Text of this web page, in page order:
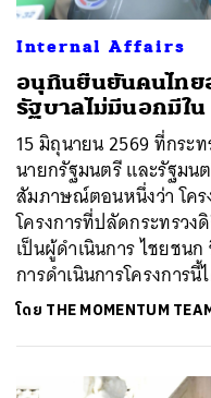
Internal Affairs
อนุทินยืนยันคนไทย
รัฐบาลไม่มีนอกมีใ
15 มิถุนายน 2569 ที่กระ
นายกรัฐมนตรี และรัฐมน
สัมภาษณ์ตอนหนึ่งว่า โคร
โครงการที่ปลัดกระทรว
เป็นผู้ดำเนินการ ไชยชน
การดำเนินการโครงการ
โดย THE MOMENTUM